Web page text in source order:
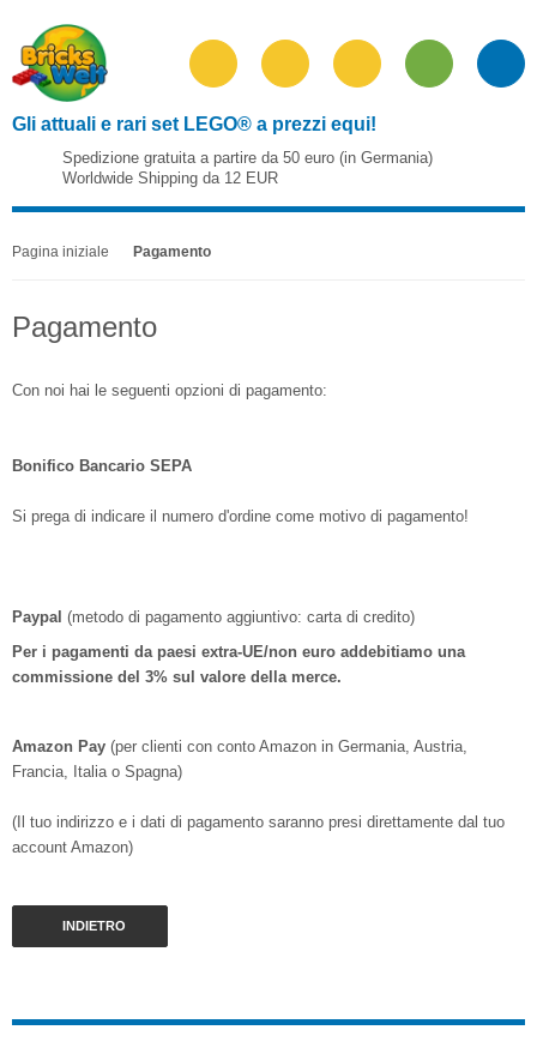
Gli attuali e rari set LEGO® a prezzi equi!
Spedizione gratuita a partire da 50 euro (in Germania)
Worldwide Shipping da 12 EUR
Pagina iniziale Pagamento
Pagamento
Con noi hai le seguenti opzioni di pagamento:
Bonifico Bancario SEPA
Si prega di indicare il numero d'ordine come motivo di pagamento!
Paypal (metodo di pagamento aggiuntivo: carta di credito)
Per i pagamenti da paesi extra-UE/non euro addebitiamo una
commissione del 3% sul valore della merce.
Amazon Pay (per clienti con conto Amazon in Germania, Austria,
Francia, Italia o Spagna)
(Il tuo indirizzo e i dati di pagamento saranno presi direttamente dal tuo
account Amazon)
INDIETRO